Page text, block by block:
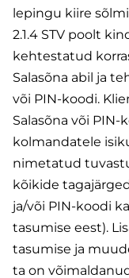
lepingu kiire
2.1.4 STV poolt
kehtestatud
Salasõna abil ja
või PIN-koodi.
Salasõna või PIN-
kolmandatele
nimetatud
kõikide
ja/või PIN-koodi
tasumise eest).
tasumise ja
ta on